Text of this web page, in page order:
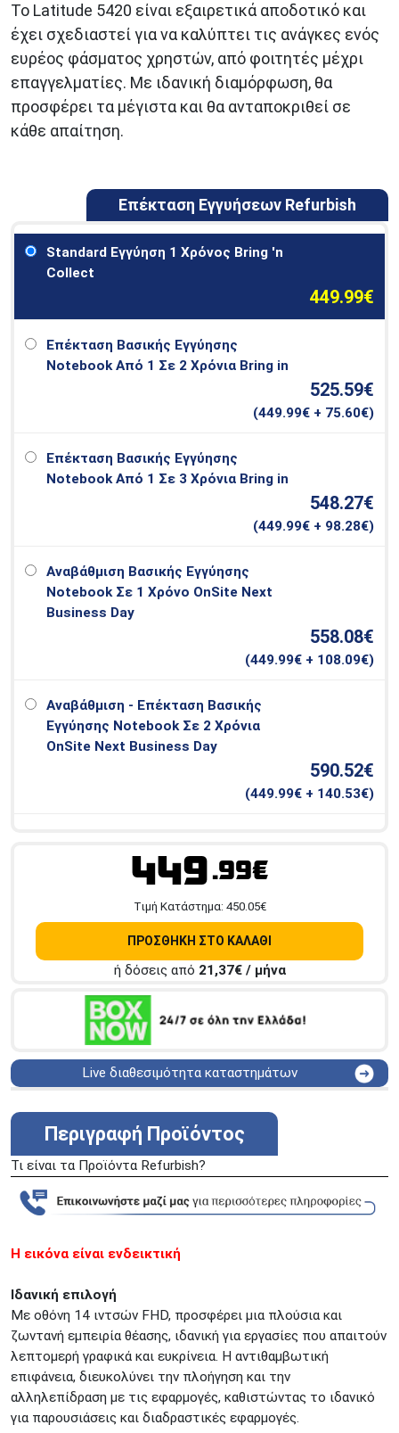
Το Latitude 5420 είναι εξαιρετικά αποδοτικό και
έχει σχεδιαστεί για να καλύπτει τις ανάγκες ενός
ευρέος φάσματος χρηστών, από φοιτητές μέχρι
επαγγελματίες. Με ιδανική διαμόρφωση, θα
προσφέρει τα μέγιστα και θα ανταποκριθεί σε
κάθε απαίτηση.
Επέκταση Εγγυήσεων Refurbish
Standard Εγγύηση 1 Χρόνος Bring 'n
Collect
449.99€
Επέκταση Βασικής Εγγύησης
Notebook Από 1 Σε 2 Χρόνια Bring in
525.59€
(449.99€ + 75.60€)
Επέκταση Βασικής Εγγύησης
Notebook Από 1 Σε 3 Χρόνια Bring in
548.27€
(449.99€ + 98.28€)
Αναβάθμιση Βασικής Εγγύησης
Notebook Σε 1 Χρόνο OnSite Next
Business Day
558.08€
(449.99€ + 108.09€)
Αναβάθμιση - Επέκταση Βασικής
Εγγύησης Notebook Σε 2 Χρόνια
OnSite Next Business Day
590.52€
(449.99€ + 140.53€)
449.99€
Tιμή Κατάστημα: 450.05€
ΠΡΟΣΘΗΚΗ ΣΤΟ ΚΑΛΑΘΙ
ή δόσεις από 21,37€ / μήνα
Live διαθεσιμότητα καταστημάτων
ΑΘΗΝΑ
Στουρνάρη 27
ΠΕΡΙΣΤΕΡΙ
Εθν. Μακαρίου 19
ΠΕΙΡΑΙΑΣ
ΜΕΤΑΜΟΡΦΩΣΗ
Τατοϊόυ 117
ΚΟΛΩΝΟΣ
ΘΕΣΣΑΛΟΝΙΚΗ
Πολυτεχνείου
Προσοχή!Η Διαθεσιμότητα μεταβάλλεται συνεχώς
Διαβάστε εδώ
Περιγραφή Προϊόντος
Τι είναι τα Προϊόντα Refurbish?
Η εικόνα είναι ενδεικτική
Ιδανική επιλογή
Με οθόνη 14 ιντσών FHD, προσφέρει μια πλούσια και
ζωντανή εμπειρία θέασης, ιδανική για εργασίες που απαιτούν
λεπτομερή γραφικά και ευκρίνεια. Η αντιθαμβωτική
επιφάνεια, διευκολύνει την πλοήγηση και την
αλληλεπίδραση με τις εφαρμογές, καθιστώντας το ιδανικό
για παρουσιάσεις και διαδραστικές εφαρμογές.